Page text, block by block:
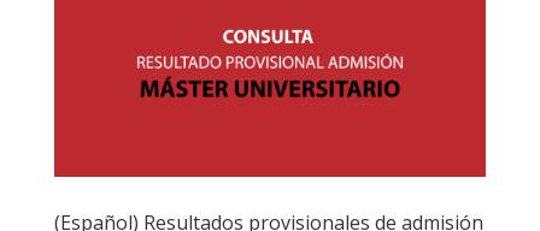
(Español) Resultados provisionales de admisión